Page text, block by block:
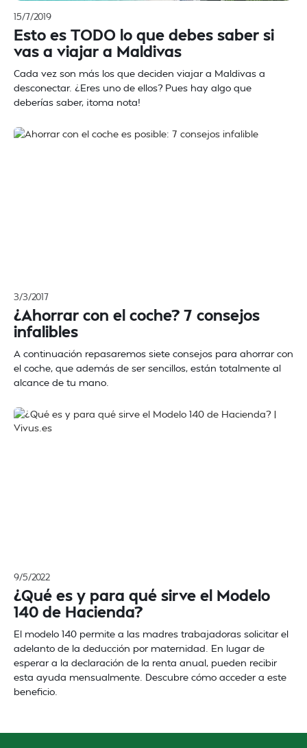
15/7/2019
Esto es TODO lo que debes saber si
vas a viajar a Maldivas
Cada vez son más los que deciden viajar a Maldivas a
desconectar. ¿Eres uno de ellos? Pues hay algo que
deberías saber, ¡toma nota!
3/3/2017
¿Ahorrar con el coche? 7 consejos
infalibles
A continuación repasaremos siete consejos para ahorrar con
el coche, que además de ser sencillos, están totalmente al
alcance de tu mano.
9/5/2022
¿Qué es y para qué sirve el Modelo
140 de Hacienda?
El modelo 140 permite a las madres trabajadoras solicitar el
adelanto de la deducción por maternidad. En lugar de
esperar a la declaración de la renta anual, pueden recibir
esta ayuda mensualmente. Descubre cómo acceder a este
beneficio.